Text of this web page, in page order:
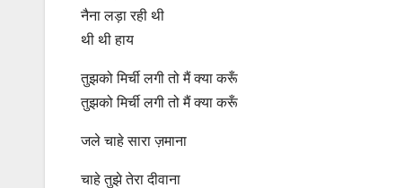
नैना लड़ा रही थी
थी थी हाय
तुझको मिर्ची लगी तो मैं क्या करूँ
तुझको मिर्ची लगी तो मैं क्या करूँ
जले चाहे सारा ज़माना
चाहे तुझे तेरा दीवाना